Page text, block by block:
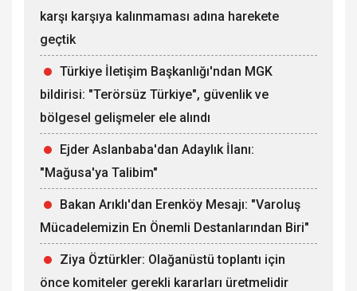
karşı karşıya kalınmaması adına harekete
geçtik
Türkiye İletişim Başkanlığı'ndan MGK
bildirisi: "Terörsüz Türkiye", güvenlik ve
bölgesel gelişmeler ele alındı
Ejder Aslanbaba'dan Adaylık İlanı:
"Mağusa'ya Talibim"
Bakan Arıklı'dan Erenköy Mesajı: "Varoluş
Mücadelemizin En Önemli Destanlarından Biri"
Ziya Öztürkler: Olağanüstü toplantı için
önce komiteler gerekli kararları üretmelidir